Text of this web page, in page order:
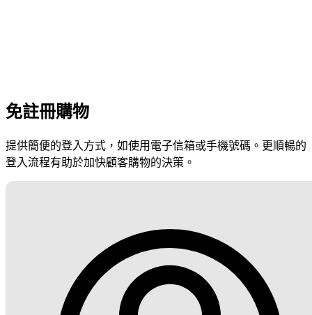
免註冊購物
提供簡便的登入方式，如使用電子信箱或手機號碼。更順暢的
登入流程有助於加快顧客購物的決策。